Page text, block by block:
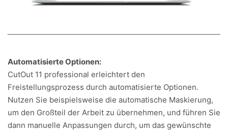
Automatisierte Optionen:
CutOut 11 professional erleichtert den
Freistellungsprozess durch automatisierte Optionen.
Nutzen Sie beispielsweise die automatische Maskierung,
um den Großteil der Arbeit zu übernehmen, und führen Sie
dann manuelle Anpassungen durch, um das gewünschte